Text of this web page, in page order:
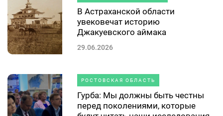
В Астраханской области
увековечат историю
Джакуевского аймака
29.06.2026
РОСТОВСКАЯ ОБЛАСТЬ
Гурба: Мы должны быть честны
перед поколениями, которые